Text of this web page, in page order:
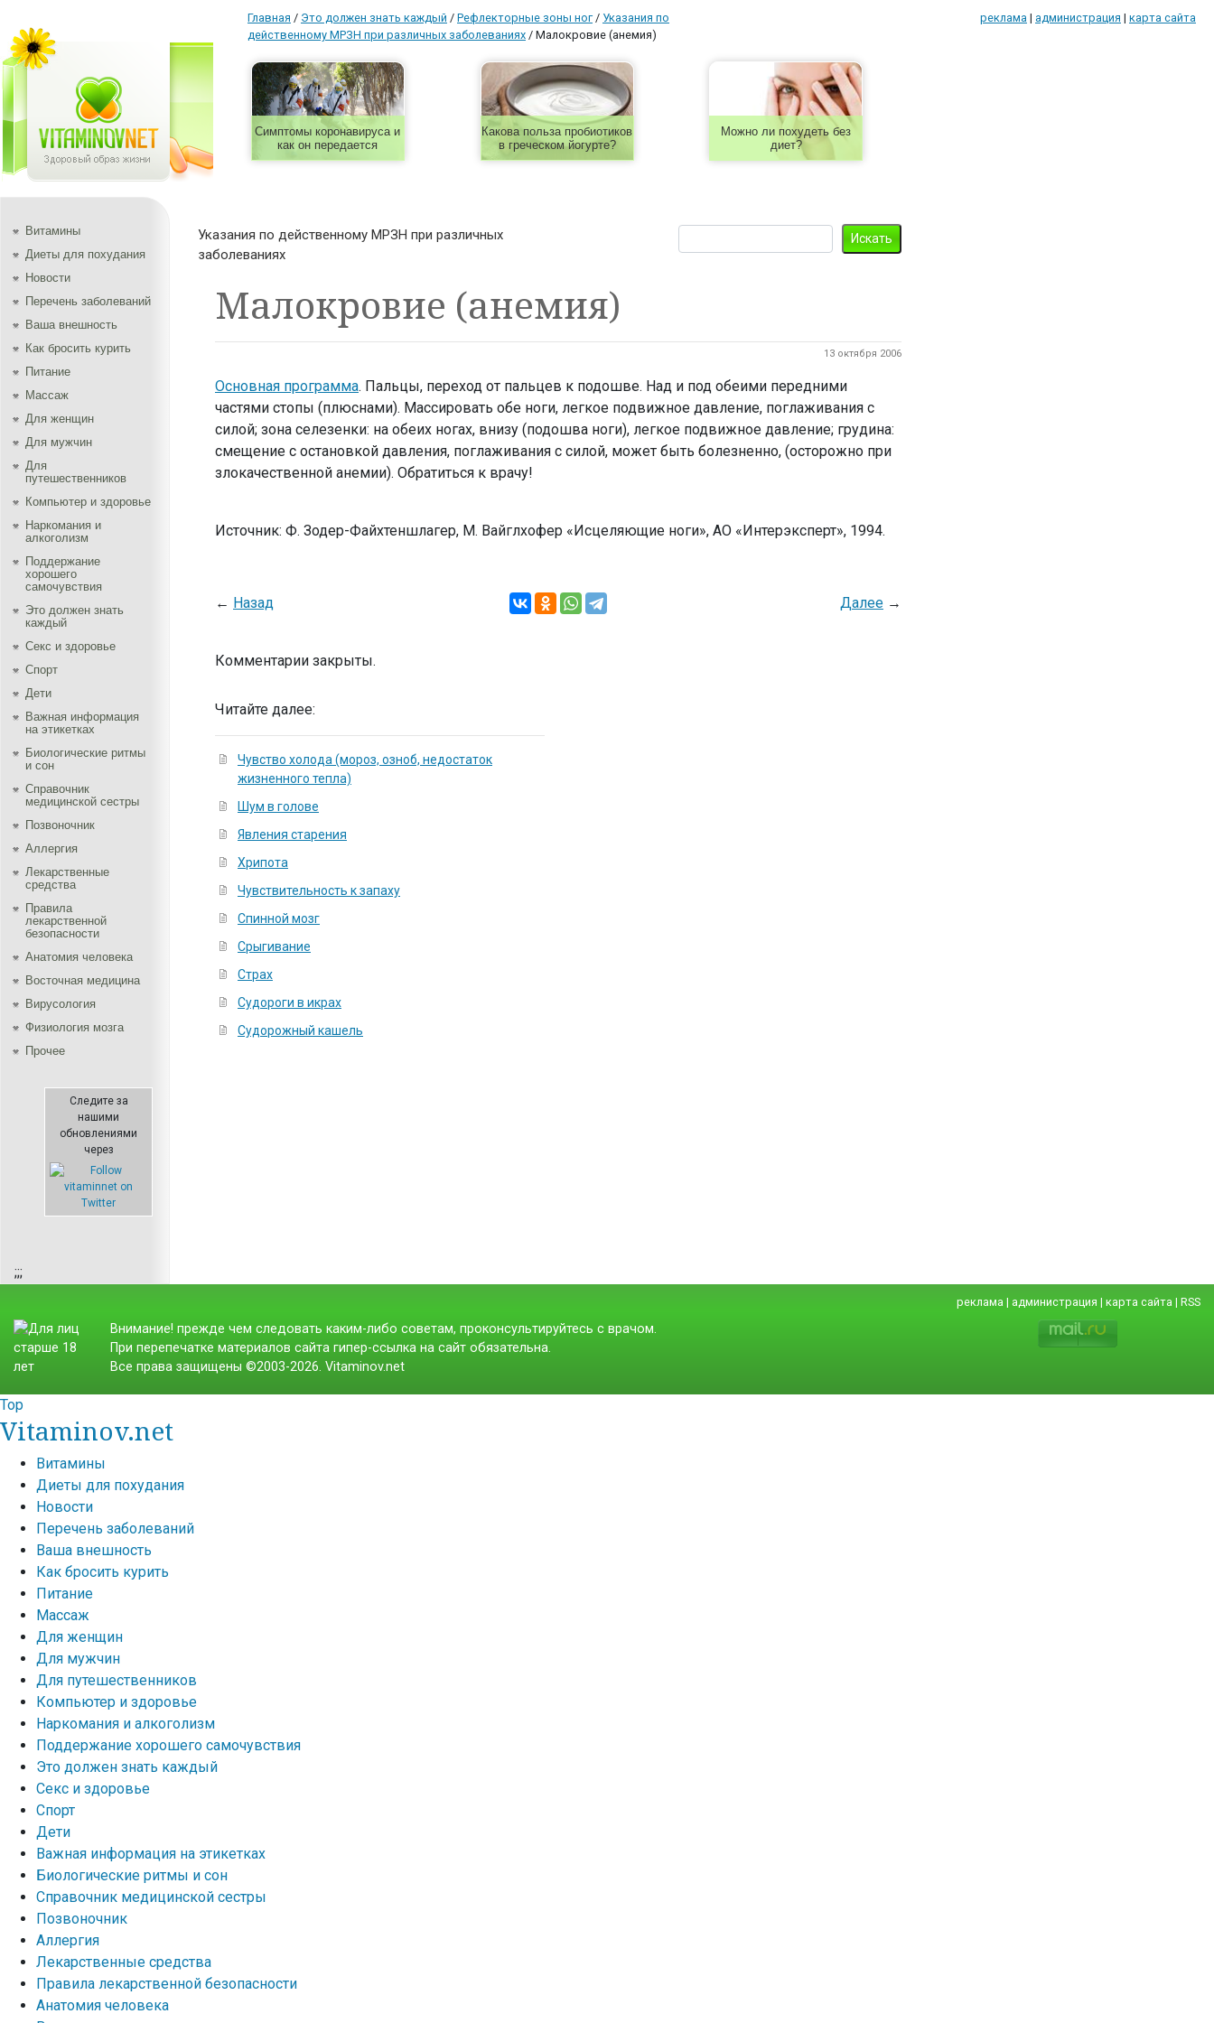
Главная / Это должен знать каждый / Рефлекторные зоны ног/ Указания по
действенному МРЗН при различных заболеваниях / Малокровие (анемия)
реклама | администрация | карта сайта
Симптомы коронавируса и
как он передается
Какова польза пробиотиков
в греческом йогурте?
Можно ли похудеть без
диет?
Витамины
Диеты для похудания
Новости
Перечень заболеваний
Ваша внешность
Как бросить курить
Питание
Массаж
Для женщин
Для мужчин
Для
путешественников
Компьютер и здоровье
Наркомания и
алкоголизм
Поддержание
хорошего
самочувствия
Это должен знать
каждый
Секс и здоровье
Спорт
Дети
Важная информация
на этикетках
Биологические ритмы
и сон
Справочник
медицинской сестры
Позвоночник
Аллергия
Лекарственные
средства
Правила
лекарственной
безопасности
Aнатомия человека
Восточная медицина
Вирусология
Физиология мозга
Прочее
Следите за
нашими
обновлениями
через
;;;
Указания по действенному МРЗН при различных
заболеваниях
Малокровие (анемия)
13 октября 2006
Основная программа. Пальцы, переход от пальцев к подошве. Над и под обеими передними
частями стопы (плюснами). Массировать обе ноги, легкое подвижное давление, поглаживания с
силой; зона селезенки: на обеих ногах, внизу (подошва ноги), легкое подвижное давление; грудина:
смещение с остановкой давления, поглаживания с силой, может быть болезненно, (осторожно при
злокачественной ане­мии). Обратиться к врачу!
Источник: Ф. Зодер-Файхтеншлагер, М. Вайглхофер «Исцеляющие ноги», АО «Интерэксперт», 1994.
← Назад Далее→
Комментарии закрыты.
Читайте далее:
Чувство холода (мороз, озноб, недостаток
жизненного тепла)
Шум в голове
Явления старения
Хрипота
Чувствительность к запаху
Спинной мозг
Срыгивание
Страх
Судороги в икрах
Судорожный кашель
реклама | администрация | карта сайта | RSS
Внимание! прежде чем следовать каким-либо советам, проконсультируйтесь с врачом.
При перепечатке материалов сайта гипер-ссылка на сайт обязательна.
Все права защищены ©2003-2026. Vitaminov.net
Top
Vitaminov.net
Витамины
Диеты для похудания
Новости
Перечень заболеваний
Ваша внешность
Как бросить курить
Питание
Массаж
Для женщин
Для мужчин
Для путешественников
Компьютер и здоровье
Наркомания и алкоголизм
Поддержание хорошего самочувствия
Это должен знать каждый
Секс и здоровье
Спорт
Дети
Важная информация на этикетках
Биологические ритмы и сон
Справочник медицинской сестры
Позвоночник
Аллергия
Лекарственные средства
Правила лекарственной безопасности
Aнатомия человека